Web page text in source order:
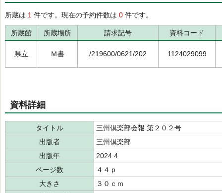
所蔵は 1 件です。現在の予約件数は 0 件です。
所蔵館 所蔵場所 請求記号 資料コード
県立 Ｍ書 /219600/0621/202 1124029099
資料詳細
タイトル
三州倶楽部会報 第２０２号
出版者
三州倶楽部
出版年
2024.4
ページ数
４４ｐ
大きさ
３０ｃｍ